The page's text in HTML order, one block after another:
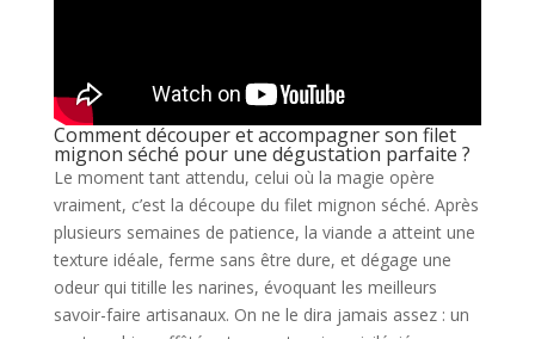
Comment découper et accompagner son filet
mignon séché pour une dégustation parfaite ?
Le moment tant attendu, celui où la magie opère
vraiment, c’est la découpe du filet mignon séché. Après
plusieurs semaines de patience, la viande a atteint une
texture idéale, ferme sans être dure, et dégage une
odeur qui titille les narines, évoquant les meilleurs
savoir-faire artisanaux. On ne le dira jamais assez : un